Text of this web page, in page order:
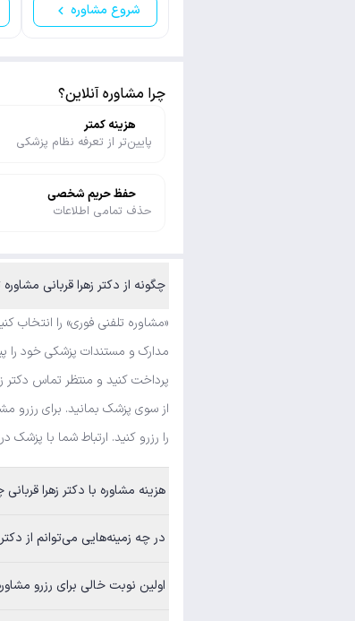
شروع مشاوره
چرا مشاوره آنلاین؟
هزینه کمتر
پایین‌تر از تعرفه نظام پزشکی
حفظ حریم شخصی
حذف تمامی اطلاعات
چگونه از دکتر زهرا قربانی مشاوره تلفنی فوری و متنی بگیرم؟
«مشاوره تلفنی فوری» را
مدارک و مستندات پزشکی خود را
پرداخت کنید و منتظر تماس دکتر
از سوی پزشک بمانید. برای رزرو
را رزرو کنید. ارتباط شما با پزشک
هزینه مشاوره با دکتر زهرا قربانی چقدر است؟
در چه زمینه‌هایی می‌توانم از دکتر زهرا
اولین نوبت خالی برای رزرو مشاوره تلفنی